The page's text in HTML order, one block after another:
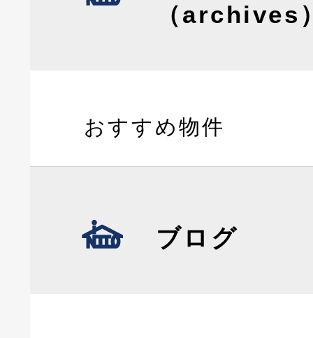
（archives
おすすめ物件
ブログ